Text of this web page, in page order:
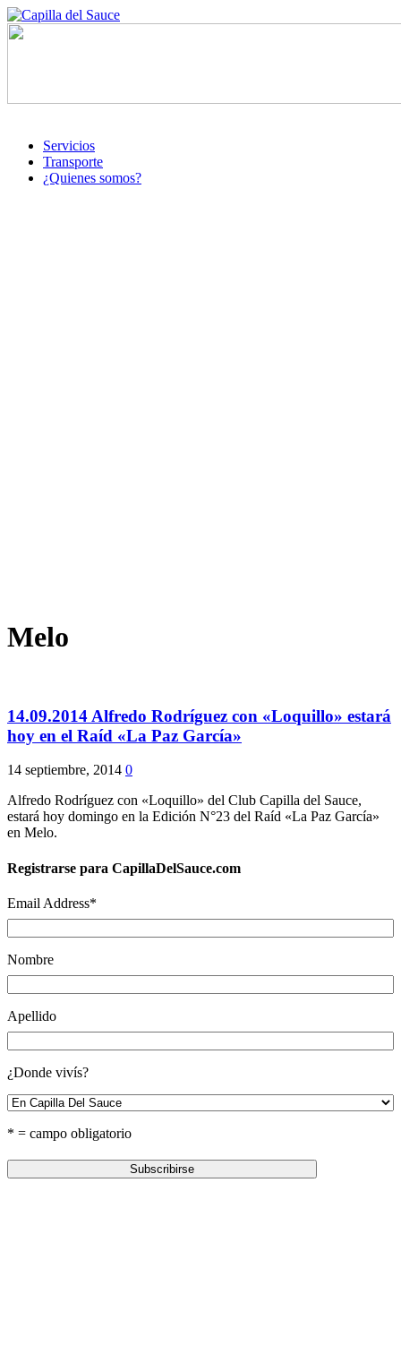
Servicios
Transporte
¿Quienes somos?
Melo
14.09.2014 Alfredo Rodríguez con «Loquillo» estará
hoy en el Raíd «La Paz García»
14 septiembre, 2014 0
Alfredo Rodríguez con «Loquillo» del Club Capilla del Sauce,
estará hoy domingo en la Edición N°23 del Raíd «La Paz García»
en Melo.
Registrarse para CapillaDelSauce.com
Email Address*
Nombre
Apellido
¿Donde vivís?
* = campo obligatorio